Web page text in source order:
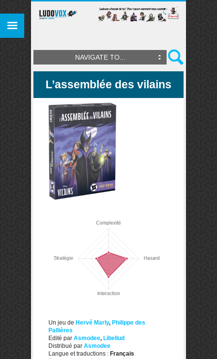
NAVIGATE TO...
L’assemblée des vilains
Un jeu de Hervé Marly, Philippe des
Pallières
Edité par Asmodee, Libellud
Distribué par Asmodee
Langue et traductions : Français